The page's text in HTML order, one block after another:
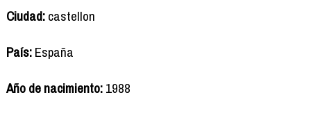
Ciudad:castellon
País:España
Año de nacimiento:1988